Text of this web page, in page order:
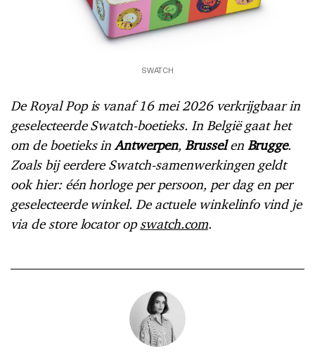
SWATCH
De Royal Pop is vanaf 16 mei 2026 verkrijgbaar in
geselecteerde Swatch-boetieks. In België gaat het
om de boetieks inAntwerpen, Brusselen Brugge.
Zoals bij eerdere Swatch-samenwerkingen geldt
ook hier: één horloge per persoon, per dag en per
geselecteerde winkel. De actuele winkelinfo vind je
via de store locator opswatch.com.